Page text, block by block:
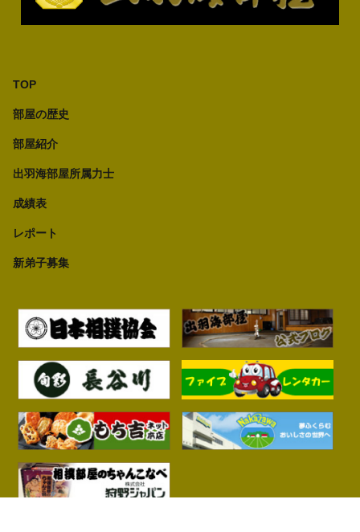
TOP
部屋の歴史
部屋紹介
出羽海部屋所属力士
成績表
レポート
新弟子募集